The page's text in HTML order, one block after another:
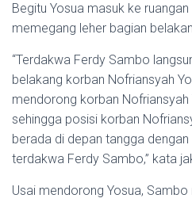
Begitu Yosua masuk ke
memegang leher bagian
“Terdakwa Ferdy Sambo
belakang korban Nofriansyah
mendorong korban
sehingga posisi korban
berada di depan tangga
terdakwa Ferdy Sambo,” kata
Usai mendorong Yosua,